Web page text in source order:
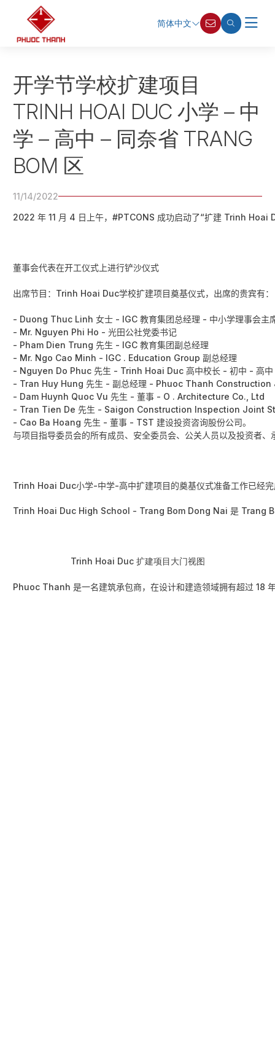
简体中文
开学节学校扩建项目
TRINH HOAI DUC 小学 – 中
学 – 高中 – 同奈省 TRANG
BOM 区
11/14/2022
2022 年 11 月 4 日上午，#PTCONS 成功启动了“扩建 Trinh
董事会代表在开工仪式上进行铲沙仪式
出席节目：Trinh Hoai Duc学校扩建项目奠基仪式，出席的贵宾有：
- Duong Thuc Linh 女士 - IGC 教育集团总经理 - 中小学理事会主
- Mr. Nguyen Phi Ho - 光田公社党委书记
- Pham Dien Trung 先生 - IGC 教育集团副总经理
- Mr. Ngo Cao Minh - IGC . Education Group 副总经理
- Nguyen Do Phuc 先生 - Trinh Hoai Duc 高中校长 - 初中 - 高中
- Tran Huy Hung 先生 - 副总经理 - Phuoc Thanh
- Dam Huynh Quoc Vu 先生 - 董事 - O . Architecture Co., Ltd
- Tran Tien De 先生 - Saigon Construction Inspection Joint
- Cao Ba Hoang 先生 - 董事 - TST 建设投资咨询股份公司。
与项目指导委员会的所有成员、安全委员会、公关人员以及投资者
Trinh Hoai Duc小学-中学-高中扩建项目的奠基仪式准备工作已经
Trinh Hoai Duc High School - Trang Bom Dong Nai 是 Trang
Trinh Hoai Duc 扩建项目大门视图
Phuoc Thanh 是一名建筑承包商，在设计和建造领域拥有超过 18